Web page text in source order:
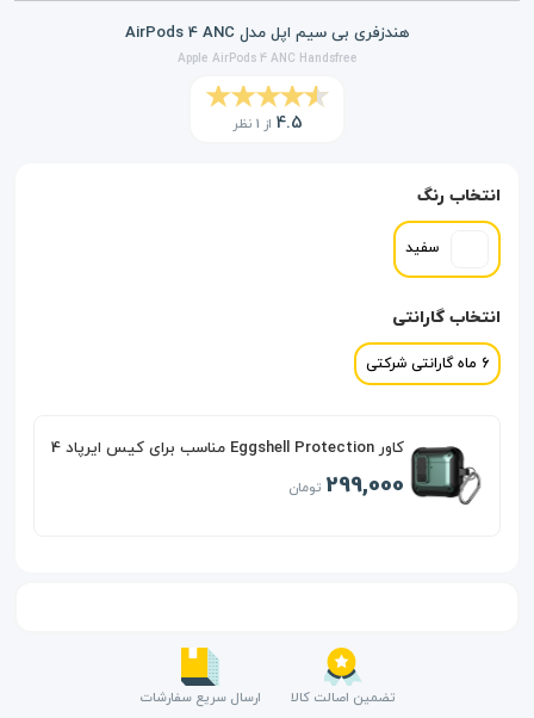
هندزفری بی سیم اپل مدل AirPods 4 ANC
Apple AirPods 4 ANC Handsfree
4.5 از 1 نظر
انتخاب رنگ
سفید
انتخاب گارانتی
6 ماه گارانتی شرکتی
کاور Eggshell Protection مناسب برای کیس ایرپاد 4
299,000 تومان
تضمین اصالت کالا ارسال سریع سفارشات